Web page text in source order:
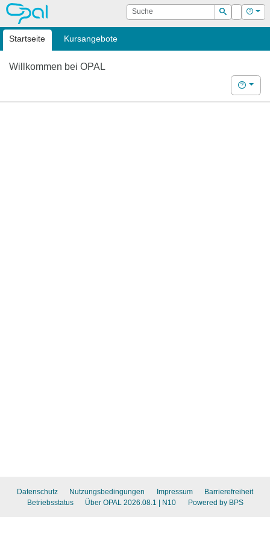
OPAL Suche
Suchen
Login Hilfe
Startseite Kursangebote
Willkommen bei OPAL
Hilfe
Datenschutz Nutzungsbedingungen Impressum
Barrierefreiheit
Betriebsstatus
Über OPAL 2026.08.1 | N10 Powered by BPS